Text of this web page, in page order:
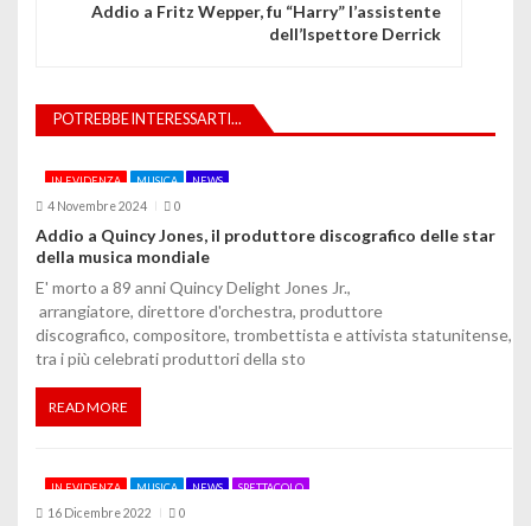
i
o
n
e
a
r
t
i
c
Addio a Fritz Wepper, fu “Harry” l’assistente
dell’Ispettore Derrick
POTREBBE INTERESSARTI...
IN EVIDENZA MUSICA NEWS
4 Novembre 2024 0
Addio a Quincy Jones, il produttore discografico delle star
della musica mondiale
E' morto a 89 anni Quincy Delight Jones Jr.,
arrangiatore, direttore d'orchestra, produttore
discografico, compositore, trombettista e attivista statunitense,
tra i più celebrati produttori della sto
READ MORE
IN EVIDENZA MUSICA NEWS SPETTACOLO
16 Dicembre 2022 0